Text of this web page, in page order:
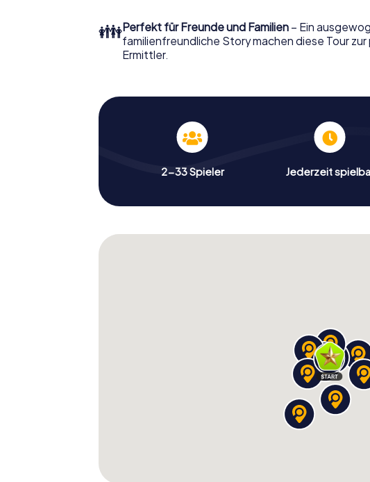
👪Perfekt für Freunde und Familien – Ein
familienfreundliche Story machen diese Tour
Ermittler.
2-33 Spieler Jederzeit